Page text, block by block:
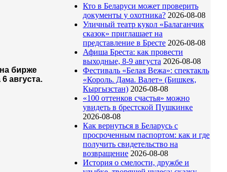
бирже
августа.
Кто в Беларуси может проверить
документы у охотника? 2026-08-08
Уличный театр кукол «Балаганчик
сказок» приглашает на
представление в Бресте 2026-08-08
Афиша Бреста: как провести
выходные, 8-9 августа 2026-08-08
Фестиваль «Белая Вежа»: спектакль
«Король. Дама. Валет» (Бишкек,
Кыргызстан) 2026-08-08
«100 оттенков счастья» можно
увидеть в брестской Пушкинке
2026-08-08
Как вернуться в Беларусь с
просроченным паспортом: как и где
получить свидетельство на
возвращение 2026-08-08
История о смелости, дружбе и